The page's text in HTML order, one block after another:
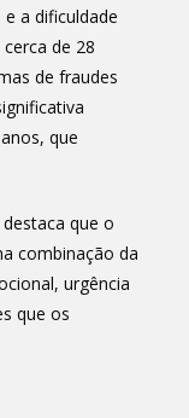
a dificuldade
de 28
de fraudes
que
que o
combinação da
urgência
que os